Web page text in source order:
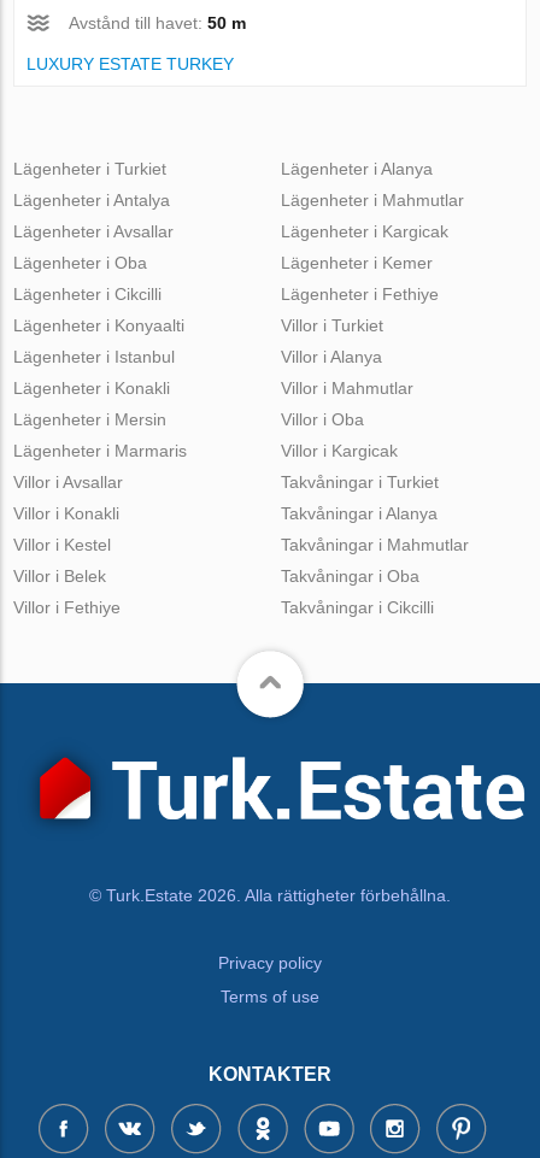
Avstånd till havet:50 m
LUXURY ESTATE TURKEY
Lägenheter i Turkiet
Lägenheter i Antalya
Lägenheter i Avsallar
Lägenheter i Oba
Lägenheter i Cikcilli
Lägenheter i Alanya
Lägenheter i Mahmutlar
Lägenheter i Kargicak
Lägenheter i Kemer
Lägenheter i Fethiye
Lägenheter i Konyaalti
Lägenheter i Istanbul
Lägenheter i Konakli
Lägenheter i Mersin
Lägenheter i Marmaris
Villor i Turkiet
Villor i Alanya
Villor i Mahmutlar
Villor i Oba
Villor i Kargicak
Villor i Avsallar
Villor i Konakli
Villor i Kestel
Villor i Belek
Villor i Fethiye
Takvåningar i Turkiet
Takvåningar i Alanya
Takvåningar i Mahmutlar
Takvåningar i Oba
Takvåningar i Cikcilli
© Turk.Estate 2026. Alla rättigheter förbehållna.
Privacy policy
Terms of use
KONTAKTER